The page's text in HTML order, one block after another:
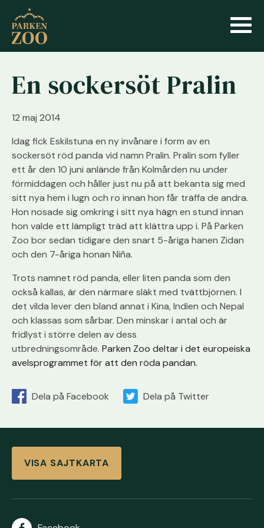
En sockersöt Pralin
12 maj 2014
Idag fick Eskilstuna en ny invånare i form av en
sockersöt röd panda vid namn Pralin. Pralin som fyller
ett år den 10 juni anlände från Kolmården nu under
förmiddagen och håller just nu på att bekanta sig med
sitt nya hem i lugn och ro innan hon får träffa de andra.
Hon nosade sig omkring i sitt nya hägn en stund innan
hon valde ett lämpligt träd att klättra upp i. På Parken
Zoo bor sedan tidigare den snart 5-åriga hanen Zidan
och den 7-åriga honan Niña.
Trots namnet röd panda, eller liten panda som den
också kallas, är den närmare släkt med tvättbjörnen. I
det vilda lever den bland annat i Kina, Indien och Nepal
och klassas som sårbar. Den minskar i antal och är
fridlyst i större delen av dess
utbredningsområde. Parken Zoo deltar i det europeiska
avelsprogrammet för att den röda pandan.
Dela på Facebook Dela på Twitter
VISA SAJTKARTA